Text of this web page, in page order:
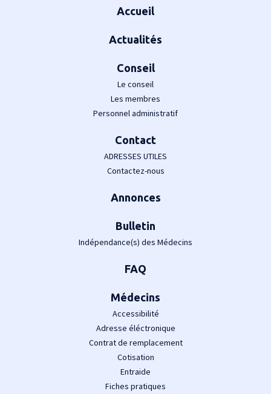
Accueil
Actualités
Conseil
Le conseil
Les membres
Personnel administratif
Contact
ADRESSES UTILES
Contactez-nous
Annonces
Bulletin
Indépendance(s) des Médecins
FAQ
Médecins
Accessibilité
Adresse éléctronique
Contrat de remplacement
Cotisation
Entraide
Fiches pratiques